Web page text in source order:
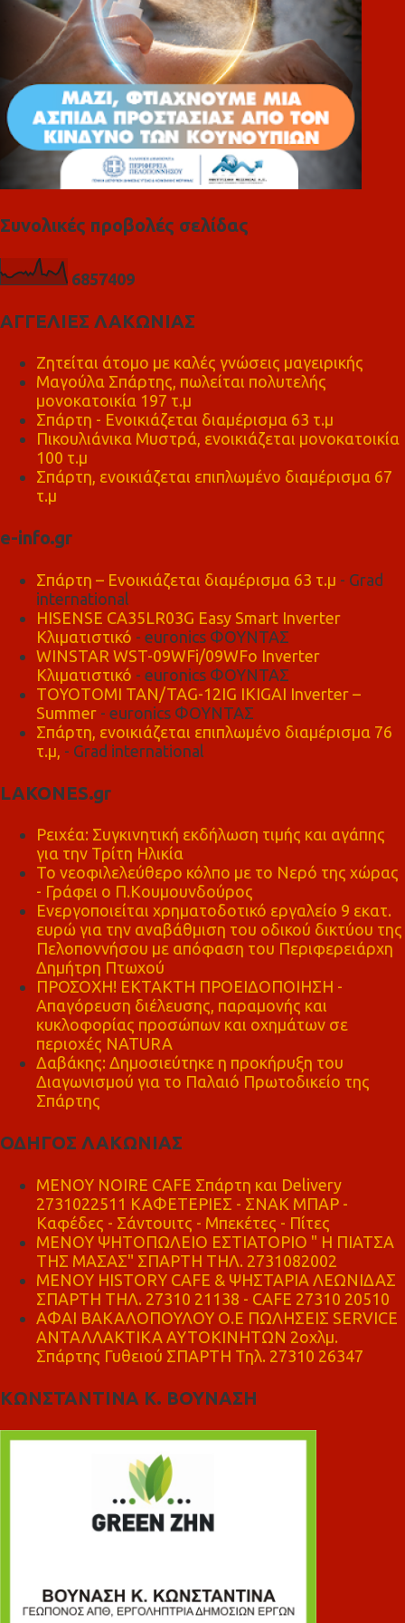
Συνολικές προβολές σελίδας
6857409
ΑΓΓΕΛΙΕΣ ΛΑΚΩΝΙΑΣ
Ζητείται άτομο με καλές γνώσεις μαγειρικής
Μαγούλα Σπάρτης, πωλείται πολυτελής
μονοκατοικία 197 τ.μ
Σπάρτη - Ενοικιάζεται διαμέρισμα 63 τ.μ
Πικουλιάνικα Μυστρά, ενοικιάζεται μονοκατοικία
100 τ.μ
Σπάρτη, ενοικιάζεται επιπλωμένο διαμέρισμα 67
τ.μ
e-info.gr
Σπάρτη – Ενοικιάζεται διαμέρισμα 63 τ.μ - Grad
international
HISENSE CA35LR03G Easy Smart Inverter
Κλιματιστικό - euronics ΦΟΥΝΤΑΣ
WINSTAR WST-09WFi/09WFo Inverter
Κλιματιστικό - euronics ΦΟΥΝΤΑΣ
TOYOTOMI TAN/TAG-12IG IKIGAI Inverter –
Summer - euronics ΦΟΥΝΤΑΣ
Σπάρτη, ενοικιάζεται επιπλωμένο διαμέρισμα 76
τ.μ, - Grad international
LAKONES.gr
Ρειχέα: Συγκινητική εκδήλωση τιμής και αγάπης
για την Τρίτη Ηλικία
Το νεοφιλελεύθερο κόλπο με το Νερό της χώρας
- Γράφει ο Π.Κουμουνδούρος
Ενεργοποιείται χρηματοδοτικό εργαλείο 9 εκατ.
ευρώ για την αναβάθμιση του οδικού δικτύου της
Πελοποννήσου με απόφαση του Περιφερειάρχη
Δημήτρη Πτωχού
ΠΡΟΣΟΧΗ! ΕΚΤΑΚΤΗ ΠΡΟΕΙΔΟΠΟΙΗΣΗ -
Απαγόρευση διέλευσης, παραμονής και
κυκλοφορίας προσώπων και οχημάτων σε
περιοχές NATURA
Δαβάκης: Δημοσιεύτηκε η προκήρυξη του
Διαγωνισμού για το Παλαιό Πρωτοδικείο της
Σπάρτης
ΟΔΗΓΟΣ ΛΑΚΩΝΙΑΣ
MENOY NOIRE CAFE Σπάρτη και Delivery
2731022511 ΚΑΦΕΤΕΡΙΕΣ - ΣΝΑΚ ΜΠΑΡ -
Καφέδες - Σάντουιτς - Μπεκέτες - Πίτες
ΜΕΝΟΥ ΨΗΤΟΠΩΛΕΙΟ ΕΣΤΙΑΤΟΡΙΟ " Η ΠΙΑΤΣΑ
ΤΗΣ ΜΑΣΑΣ" ΣΠΑΡΤΗ ΤΗΛ. 2731082002
ΜΕΝΟΥ HISTORY CAFE & ΨΗΣΤΑΡΙΑ ΛΕΩΝΙΔΑΣ
ΣΠΑΡΤΗ ΤΗΛ. 27310 21138 - CAFE 27310 20510
ΑΦΑΙ ΒΑΚΑΛΟΠΟΥΛΟΥ Ο.Ε ΠΩΛΗΣΕΙΣ SERVICE
ΑΝΤΑΛΛΑΚΤΙΚΑ ΑΥΤΟΚΙΝΗΤΩΝ 2οχλμ.
Σπάρτης Γυθειού ΣΠΑΡΤΗ Τηλ. 27310 26347
ΚΩΝΣΤΑΝΤΙΝΑ Κ. ΒΟΥΝΑΣΗ